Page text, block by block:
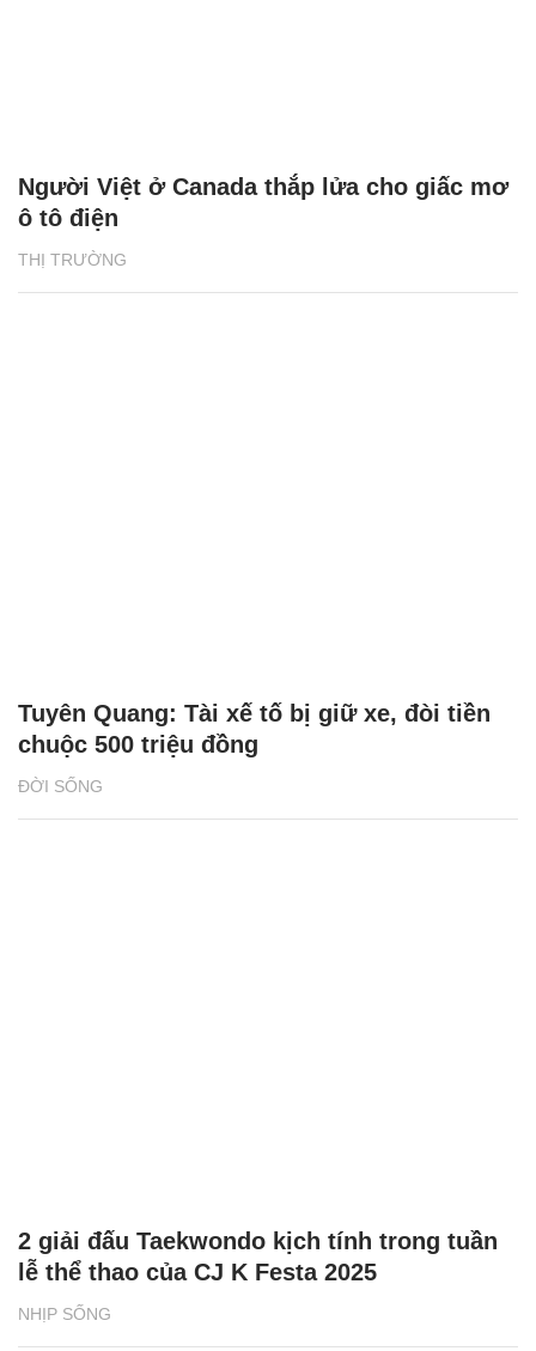
THỊ TRƯỜNG
Người Việt ở Canada thắp lửa cho giấc mơ
ô tô điện
ĐỜI SỐNG
Tuyên Quang: Tài xế tố bị giữ xe, đòi tiền
chuộc 500 triệu đồng
NHỊP SỐNG
2 giải đấu Taekwondo kịch tính trong tuần
lễ thể thao của CJ K Festa 2025